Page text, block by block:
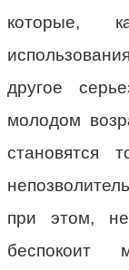
которые,
другое
молодом
становятся
при этом,